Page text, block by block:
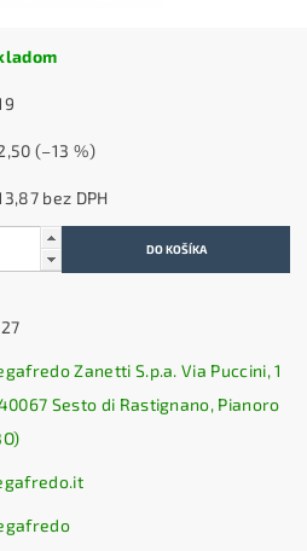
(–13 %)
€13,87 bez DPH
Zanetti S.p.a. Via Puccini, 1
Sesto di Rastignano, Pianoro